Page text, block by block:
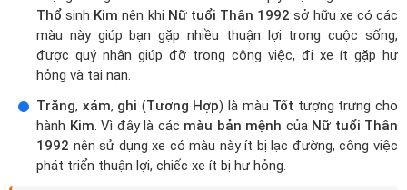
Màu xe Nữ Nhâm Thân 1992 nên mua
sinh năm1992, tuổiNhâm Thân, thuộc mệnhKimkhi mua
xe nên chọn các màu
Vàng, nâu đất( Tương Sinh) là những màu sắcTốtNhất
tượng trưng cho hànhThổ. Vì theo quy luật Ngũ Hành thì
ThổsinhKim nên khi Nữ tuổi Thân 1992 sở hữu xe có các
màu này giúp bạn gặp nhiều thuận lợi trong cuộc sống,